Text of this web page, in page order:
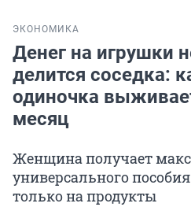
ЭКОНОМИКА
Денег на игрушки
делится соседка:
одиночка
месяц
Женщина получает
универсального
только на продукты